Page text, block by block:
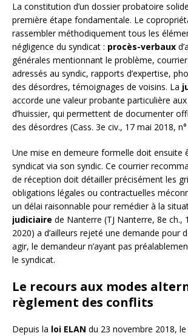
La constitution d’un dossier probatoire
première étape fondamentale. Le
rassembler méthodiquement tous les
négligence du syndicat : procès-verbaux
générales mentionnant le problème,
adressés au syndic, rapports d’expertise,
des désordres, témoignages de voisins. La
accorde une valeur probante particulière
d’huissier, qui permettent de documenter
des désordres (Cass. 3e civ., 17 mai 2018,
Une mise en demeure formelle doit ensuite
syndicat via son syndic. Ce courrier
de réception doit détailler précisément les
obligations légales ou contractuelles
un délai raisonnable pour remédier à la
judiciaire de Nanterre (TJ Nanterre, 8e ch.,
2020) a d’ailleurs rejeté une demande pour
agir, le demandeur n’ayant pas
le syndicat.
Le recours aux modes
règlement des conflits
Depuis la loi ELAN du 23 novembre 2018,